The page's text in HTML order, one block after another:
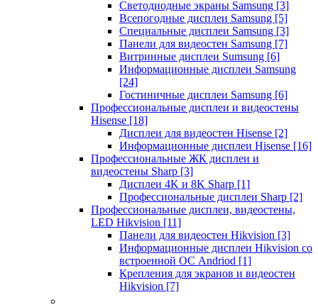
Светодиодные экраны Samsung [3]
Всепогодные дисплеи Samsung [5]
Специальные дисплеи Samsung [3]
Панели для видеостен Samsung [7]
Витринные дисплеи Sumsung [6]
Информационные дисплеи Samsung
[24]
Гостиничные дисплеи Samsung [6]
Профессиональные дисплеи и видеостены
Hisense [18]
Дисплеи для видеостен Hisense [2]
Информационные дисплеи Hisense [16]
Профессиональные ЖК дисплеи и
видеостены Sharp [3]
Дисплеи 4K и 8K Sharp [1]
Профессиональные дисплеи Sharp [2]
Профессиональные дисплеи, видеостены,
LED Hikvision [11]
Панели для видеостен Hikvision [3]
Информационные дисплеи Hikvision со
встроенной ОС Andriod [1]
Крепления для экранов и видеостен
Hikvision [7]